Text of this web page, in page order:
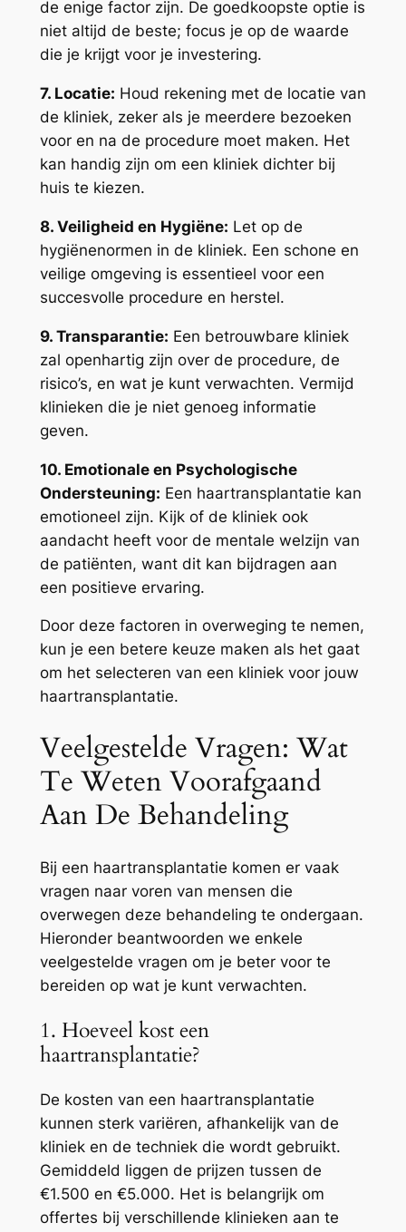
de enige factor zijn. De goedkoopste optie is
niet altijd de beste; focus je op de waarde
die je krijgt voor je investering.
7. Locatie: Houd rekening met de locatie van
de kliniek, zeker als je meerdere bezoeken
voor en na de procedure moet maken. Het
kan handig zijn om een kliniek dichter bij
huis te kiezen.
8. Veiligheid en Hygiëne: Let op de
hygiënenormen in de kliniek. Een schone en
veilige omgeving is essentieel voor een
succesvolle procedure en herstel.
9. Transparantie: Een betrouwbare kliniek
zal openhartig zijn over de procedure, de
risico’s, en wat je kunt verwachten. Vermijd
klinieken die je niet genoeg informatie
geven.
10. Emotionale en Psychologische
Ondersteuning: Een haartransplantatie kan
emotioneel zijn. Kijk of de kliniek ook
aandacht heeft voor de mentale welzijn van
de patiënten, want dit kan bijdragen aan
een positieve ervaring.
Door deze factoren in overweging te nemen,
kun je een betere keuze maken als het gaat
om het selecteren van een kliniek voor jouw
haartransplantatie.
Veelgestelde Vragen: Wat
Te Weten Voorafgaand
Aan De Behandeling
Bij een haartransplantatie komen er vaak
vragen naar voren van mensen die
overwegen deze behandeling te ondergaan.
Hieronder beantwoorden we enkele
veelgestelde vragen om je beter voor te
bereiden op wat je kunt verwachten.
1. Hoeveel kost een
haartransplantatie?
De kosten van een haartransplantatie
kunnen sterk variëren, afhankelijk van de
kliniek en de techniek die wordt gebruikt.
Gemiddeld liggen de prijzen tussen de
€1.500 en €5.000. Het is belangrijk om
offertes bij verschillende klinieken aan te